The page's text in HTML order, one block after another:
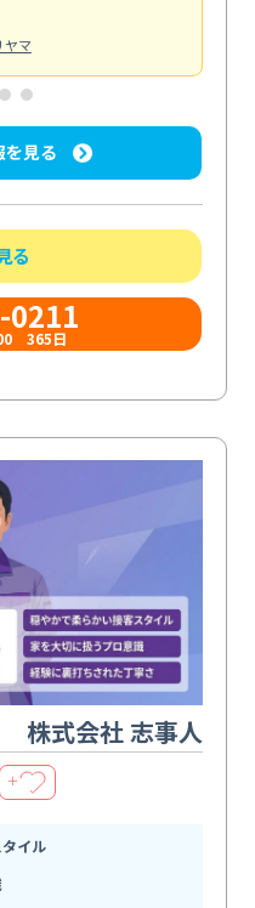
ヤマ
を見る
る
0211
365日
株式会社 志事人
＋
イル